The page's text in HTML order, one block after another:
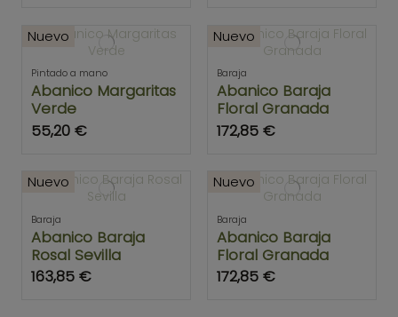
Nuevo
Pintado a mano
Abanico Margaritas
Verde
55,20 €
Nuevo
Baraja
Abanico Baraja
Floral Granada
172,85 €
Nuevo
Baraja
Abanico Baraja
Rosal Sevilla
163,85 €
Nuevo
Baraja
Abanico Baraja
Floral Granada
172,85 €